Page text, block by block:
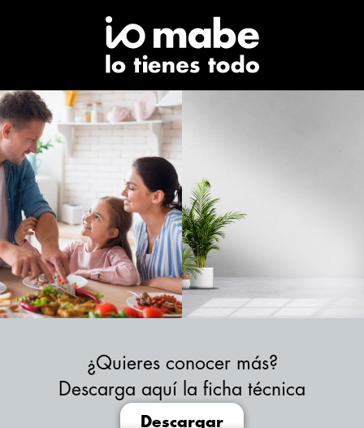
¿Quieres conocer más?
Descarga aquí la ficha técnica
Descargar